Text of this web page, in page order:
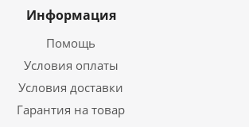
Информация
Помощь
Условия оплаты
Условия доставки
Гарантия на товар